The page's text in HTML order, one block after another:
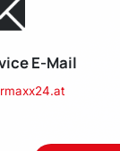
E-Mail